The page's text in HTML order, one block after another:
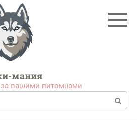
мания
за вашими питомцами